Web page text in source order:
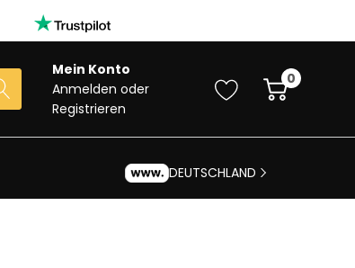
Mein Konto
Anmelden oder
Registrieren
0
DEUTSCHLAND